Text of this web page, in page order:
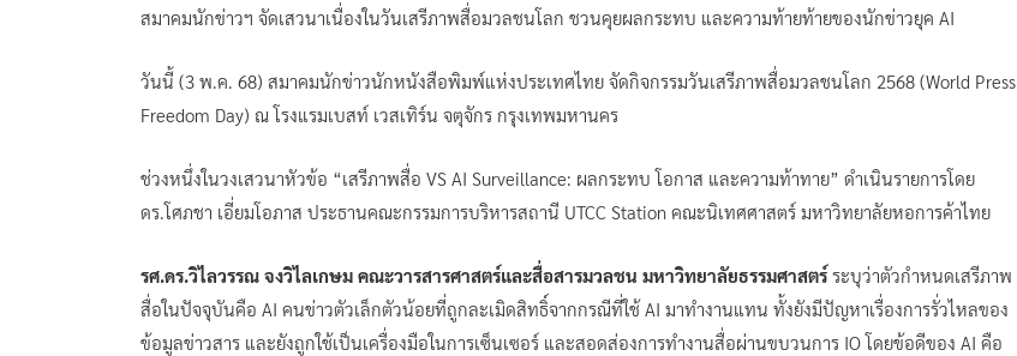
สมาคมนักข่าวฯ จัดเสวนาเนื่องในวันเสรีภาพสื่อมวลชนโลก ชวนคุยผลกระทบ และความท้ายท้ายของนักข่าวยุค AI
วันนี้ (3 พ.ค. 68) สมาคมนักข่าวนักหนังสือพิมพ์แห่งประเทศไทย จัดกิจกรรมวันเสรีภาพสื่อมวลชนโลก 2568 (World Press
Freedom Day) ณ โรงแรมเบสท์ เวสเทิร์น จตุจักร กรุงเทพมหานคร
ช่วงหนึ่งในวงเสวนาหัวข้อ “เสรีภาพสื่อ VS AI Surveillance: ผลกระทบ โอกาส และความท้าทาย” ดำเนินรายการโดย
ดร.โศภชา เอี่ยมโอภาส ประธานคณะกรรมการบริหารสถานี UTCC Station คณะนิเทศศาสตร์ มหาวิทยาลัยหอการค้าไทย
รศ.ดร.วิไลวรรณ จงวิไลเกษม คณะวารสารศาสตร์และสื่อสารมวลชน มหาวิทยาลัยธรรมศาสตร์ ระบุว่าตัวกำหนดเสรีภาพ
สื่อในปัจจุบันคือ AI คนข่าวตัวเล็กตัวน้อยที่ถูกละเมิดสิทธิ์จากกรณีที่ใช้ AI มาทำงานแทน ทั้งยังมีปัญหาเรื่องการรั่วไหลของ
ข้อมูลข่าวสาร และยังถูกใช้เป็นเครื่องมือในการเซ็นเซอร์ และสอดส่องการทำงานสื่อผ่านขบวนการ IO โดยข้อดีของ AI คือ